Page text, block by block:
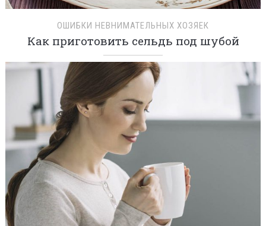
ОШИБКИ НЕВНИМАТЕЛЬНЫХ ХОЗЯЕК
Как приготовить сельдь под шубой